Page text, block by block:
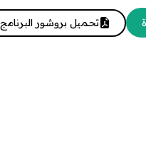
تحميل بروشور البرنامج